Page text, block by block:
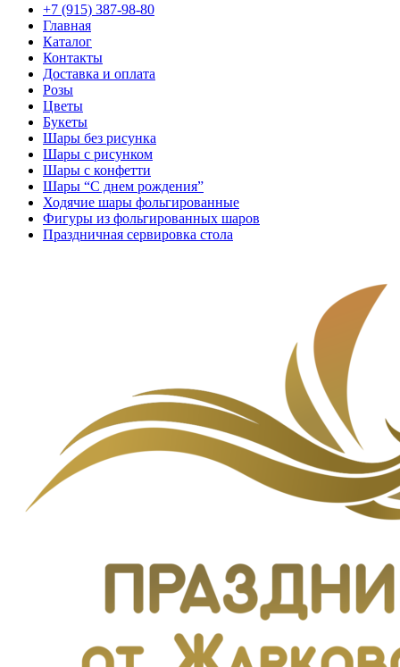
+7 (915) 387-98-80
Главная
Каталог
Контакты
Доставка и оплата
Розы
Цветы
Букеты
Шары без рисунка
Шары с рисунком
Шары с конфетти
Шары “С днем рождения”
Ходячие шары фольгированные
Фигуры из фольгированных шаров
Праздничная сервировка стола